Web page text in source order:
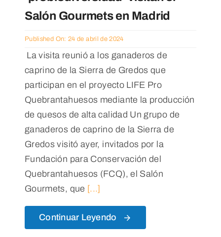
Salón Gourmets en Madrid
Published On: 24 de abril de 2024
La visita reunió a los ganaderos de
caprino de la Sierra de Gredos que
participan en el proyecto LIFE Pro
Quebrantahuesos mediante la producción
de quesos de alta calidad Un grupo de
ganaderos de caprino de la Sierra de
Gredos visitó ayer, invitados por la
Fundación para Conservación del
Quebrantahuesos (FCQ), el Salón
Gourmets, que [...]
Continuar Leyendo